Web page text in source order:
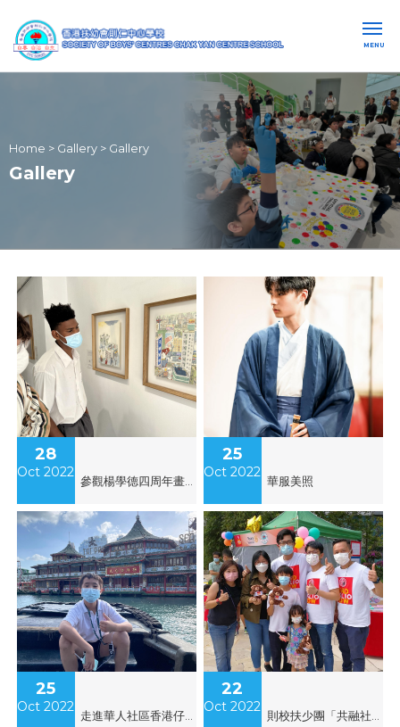
MENU
Home > Gallery > Gallery
Gallery
28
Oct 2022
參觀楊學德四周年畫展《今天不唱情歌》
25
Oct 2022
華服美照
25
Oct 2022
走進華人社區香港仔避風塘體驗遊
22
Oct 2022
則校扶少團「共融社會 根除小兒麻痺 2022」 義工服務